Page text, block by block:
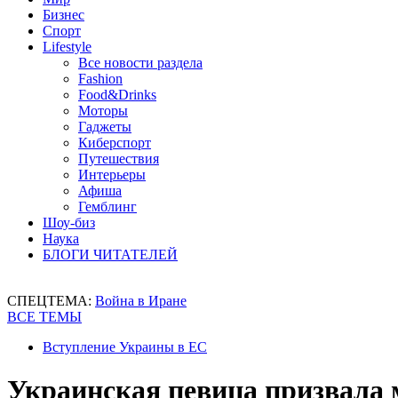
Бизнес
Спорт
Lifestyle
Все новости раздела
Fashion
Food&Drinks
Моторы
Гаджеты
Киберспорт
Путешествия
Интерьеры
Афиша
Гемблинг
Шоу-биз
Наука
БЛОГИ ЧИТАТЕЛЕЙ
СПЕЦТЕМА: Война в Иране
ВСЕ ТЕМЫ
Вступление Украины в ЕС
Украинская певица